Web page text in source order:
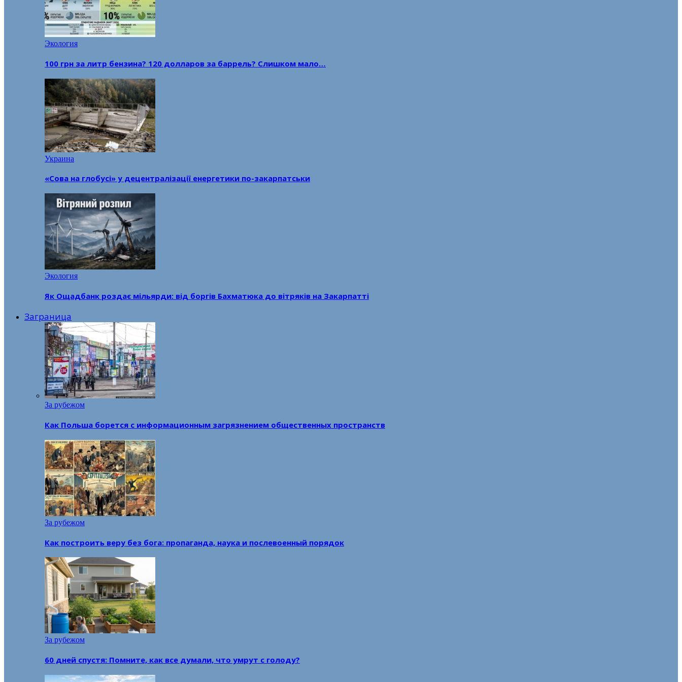
Экология
100 грн за литр бензина? 120 долларов за баррель? Слишком мало…
Украина
«Сова на глобусі» у децентралізації енергетики по-закарпатськи
Экология
Як Ощадбанк роздає мільярди: від боргів Бахматюка до вітряків на Закарпатті
Заграница
За рубежом
Как Польша борется с информационным загрязнением общественных пространств
За рубежом
Как построить веру без бога: пропаганда, наука и послевоенный порядок
За рубежом
60 дней спустя: Помните, как все думали, что умрут с голоду?